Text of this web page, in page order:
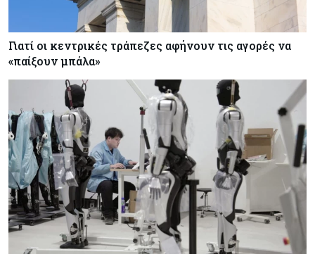
Γιατί οι κεντρικές τράπεζες αφήνουν τις αγορές να
«παίξουν μπάλα»